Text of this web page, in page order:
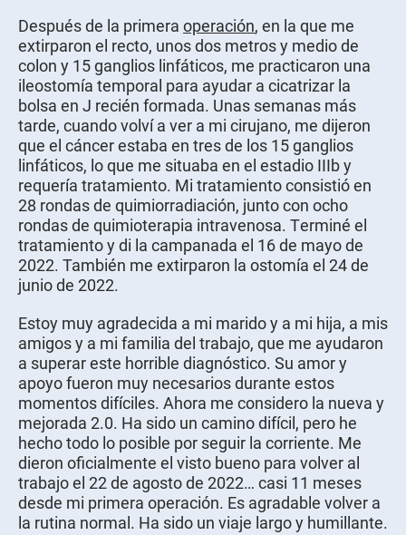
Después de la primera operación, en la que me
extirparon el recto, unos dos metros y medio de
colon y 15 ganglios linfáticos, me practicaron una
ileostomía temporal para ayudar a cicatrizar la
bolsa en J recién formada. Unas semanas más
tarde, cuando volví a ver a mi cirujano, me dijeron
que el cáncer estaba en tres de los 15 ganglios
linfáticos, lo que me situaba en el estadio IIIb y
requería tratamiento. Mi tratamiento consistió en
28 rondas de quimiorradiación, junto con ocho
rondas de quimioterapia intravenosa. Terminé el
tratamiento y di la campanada el 16 de mayo de
2022. También me extirparon la ostomía el 24 de
junio de 2022.
Estoy muy agradecida a mi marido y a mi hija, a mis
amigos y a mi familia del trabajo, que me ayudaron
a superar este horrible diagnóstico. Su amor y
apoyo fueron muy necesarios durante estos
momentos difíciles. Ahora me considero la nueva y
mejorada 2.0. Ha sido un camino difícil, pero he
hecho todo lo posible por seguir la corriente. Me
dieron oficialmente el visto bueno para volver al
trabajo el 22 de agosto de 2022… casi 11 meses
desde mi primera operación. Es agradable volver a
la rutina normal. Ha sido un viaje largo y humillante.